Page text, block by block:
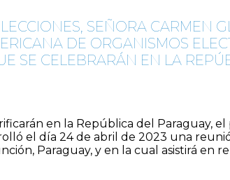
SEÑORA CARMEN
DE ORGANISMOS
SE CELEBRARÁN EN LA
en la República del Paraguay,
el día 24 de abril de 2023 una
Paraguay, y en la cual asistirá en